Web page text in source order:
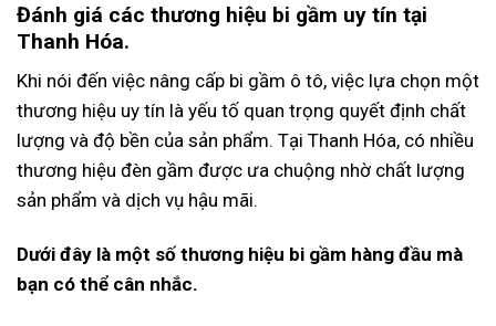
Đánh giá các thương hiệu bi gầm uy tín tại
Thanh Hóa.
Khi nói đến việc nâng cấp bi gầm ô tô, việc lựa chọn một
thương hiệu uy tín là yếu tố quan trọng quyết định chất
lượng và độ bền của sản phẩm. Tại Thanh Hóa, có nhiều
thương hiệu đèn gầm được ưa chuộng nhờ chất lượng
sản phẩm và dịch vụ hậu mãi.
Dưới đây là một số thương hiệu bi gầm hàng đầu mà
bạn có thể cân nhắc.